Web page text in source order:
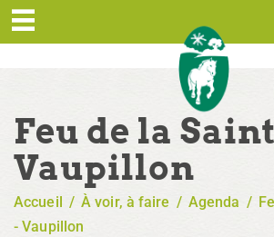
Feu de la
Vaupillon
Accueil / À voir, à faire / Agenda /
- Vaupillon